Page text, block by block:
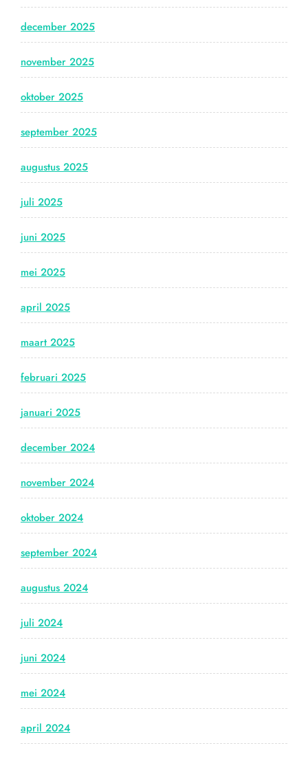
december 2025
november 2025
oktober 2025
september 2025
augustus 2025
juli 2025
juni 2025
mei 2025
april 2025
maart 2025
februari 2025
januari 2025
december 2024
november 2024
oktober 2024
september 2024
augustus 2024
juli 2024
juni 2024
mei 2024
april 2024